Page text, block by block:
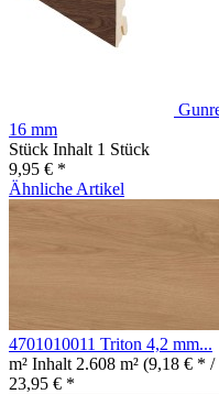
16 mm
Stück Inhalt 1 Stück
9,95 € *
Ähnliche Artikel
4701010011 Triton 4,2 mm...
m² Inhalt 2.608 m² (9,18 € * /
23,95 € *